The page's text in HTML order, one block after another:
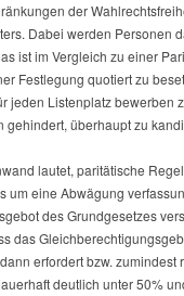
der
Dabei werden Personen
ist im Vergleich zu einer
Festlegung quotiert zu
jeden Listenplatz bewerben
gehindert, überhaupt zu
lautet, paritätische
um eine Abwägung
des Grundgesetzes
das
erfordert bzw.
deutlich unter 50%